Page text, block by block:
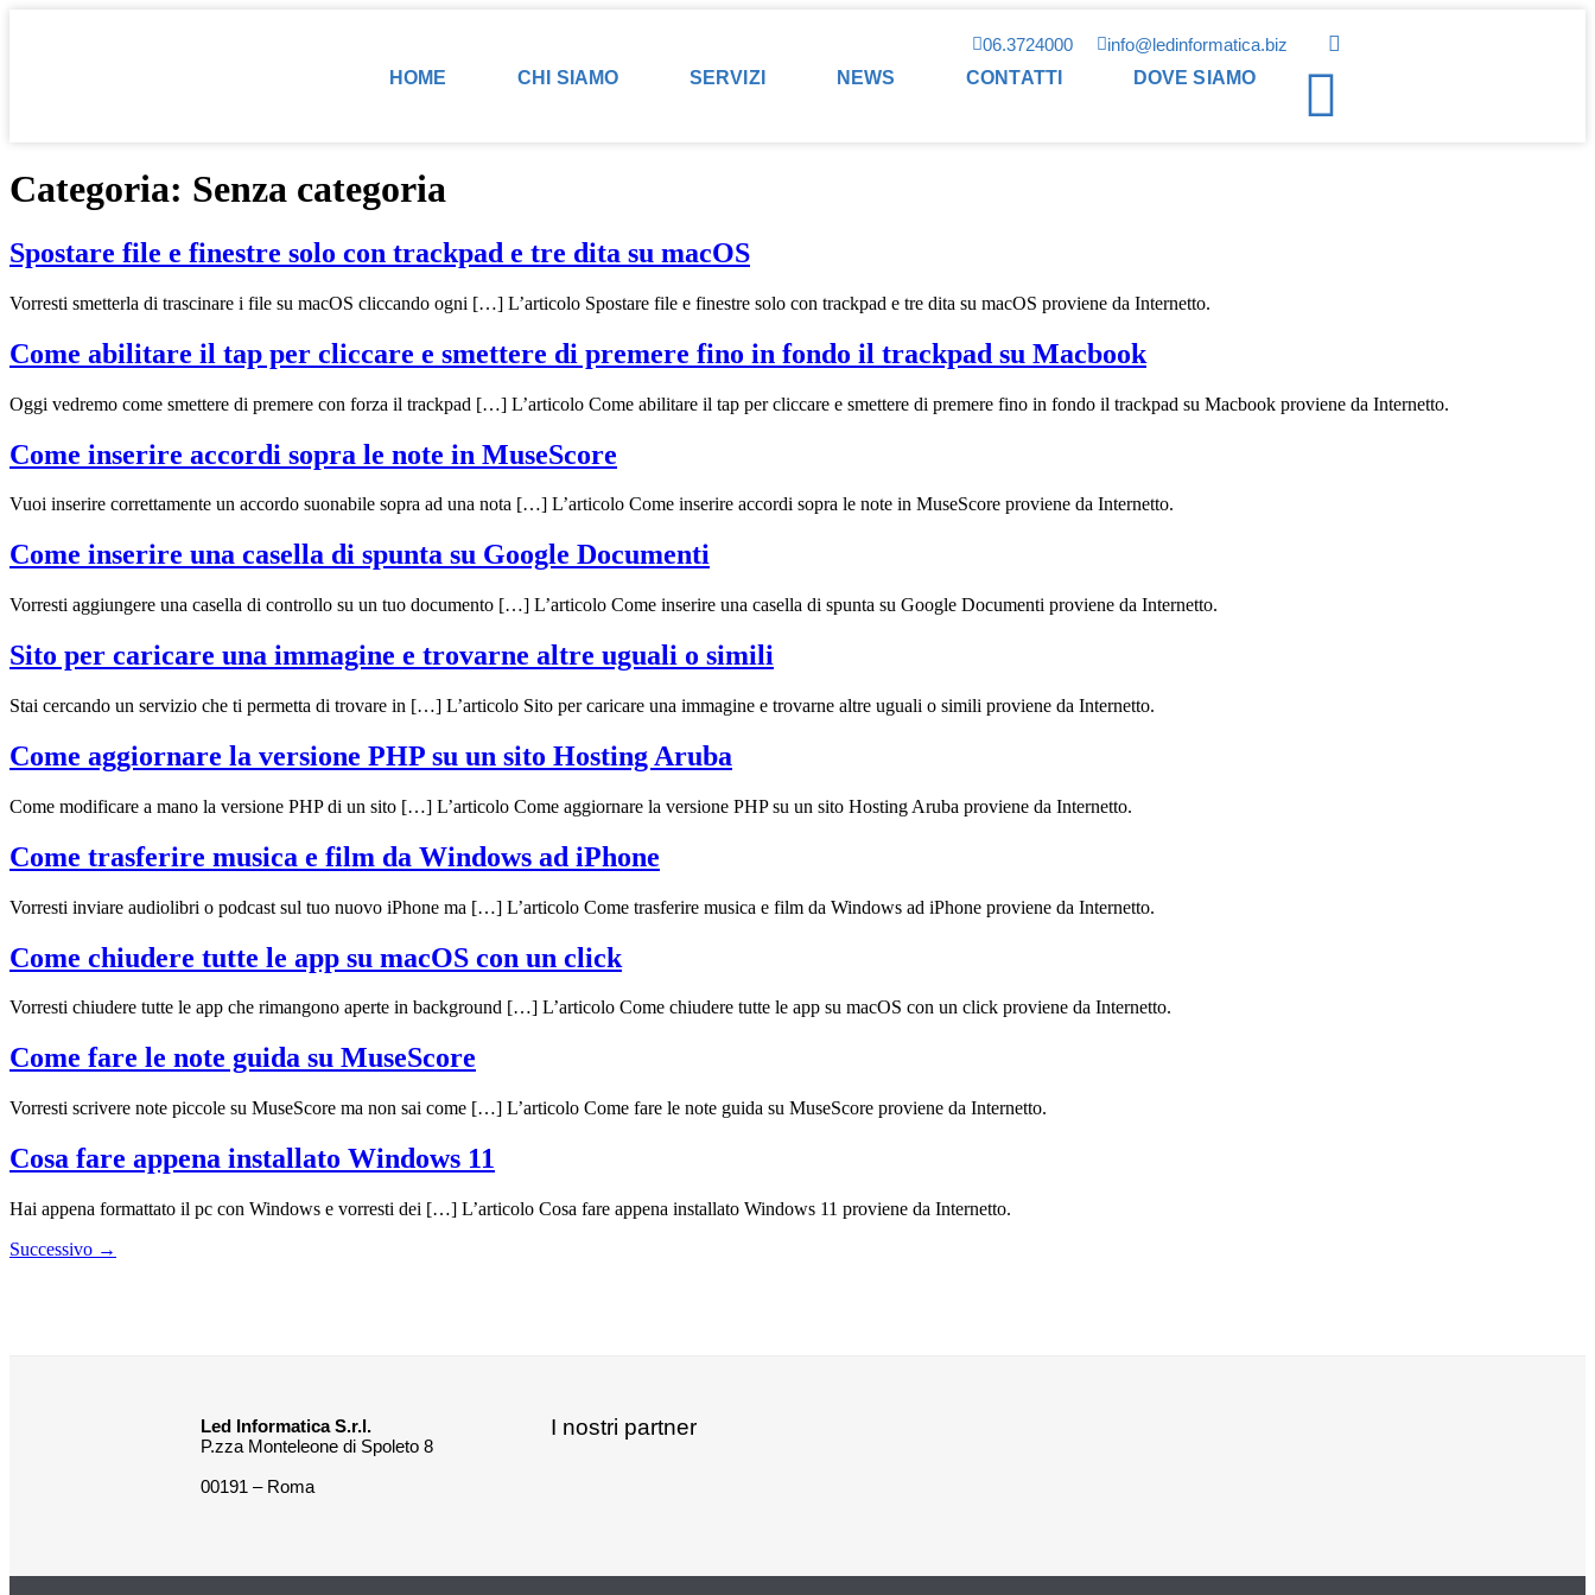
06.3724000
info@ledinformatica.biz
HOME
CHI SIAMO SERVIZI NEWS CONTATTI DOVE SIAMO
Categoria: Senza categoria
Spostare file e finestre solo con trackpad e tre dita su macOS
Vorresti smetterla di trascinare i file su macOS cliccando ogni […] L’articolo Spostare file e finestre solo con trackpad e tre dita su macOS proviene da Internetto.
Come abilitare il tap per cliccare e smettere di premere fino in fondo il trackpad su Macbook
Oggi vedremo come smettere di premere con forza il trackpad […] L’articolo Come abilitare il tap per cliccare e smettere di premere fino in fondo il trackpad su Macbook proviene da Internetto.
Come inserire accordi sopra le note in MuseScore
Vuoi inserire correttamente un accordo suonabile sopra ad una nota […] L’articolo Come inserire accordi sopra le note in MuseScore proviene da Internetto.
Come inserire una casella di spunta su Google Documenti
Vorresti aggiungere una casella di controllo su un tuo documento […] L’articolo Come inserire una casella di spunta su Google Documenti proviene da Internetto.
Sito per caricare una immagine e trovarne altre uguali o simili
Stai cercando un servizio che ti permetta di trovare in […] L’articolo Sito per caricare una immagine e trovarne altre uguali o simili proviene da Internetto.
Come aggiornare la versione PHP su un sito Hosting Aruba
Come modificare a mano la versione PHP di un sito […] L’articolo Come aggiornare la versione PHP su un sito Hosting Aruba proviene da Internetto.
Come trasferire musica e film da Windows ad iPhone
Vorresti inviare audiolibri o podcast sul tuo nuovo iPhone ma […] L’articolo Come trasferire musica e film da Windows ad iPhone proviene da Internetto.
Come chiudere tutte le app su macOS con un click
Vorresti chiudere tutte le app che rimangono aperte in background […] L’articolo Come chiudere tutte le app su macOS con un click proviene da Internetto.
Come fare le note guida su MuseScore
Vorresti scrivere note piccole su MuseScore ma non sai come […] L’articolo Come fare le note guida su MuseScore proviene da Internetto.
Cosa fare appena installato Windows 11
Hai appena formattato il pc con Windows e vorresti dei […] L’articolo Cosa fare appena installato Windows 11 proviene da Internetto.
Successivo →
Led Informatica S.r.l.
P.zza Monteleone di Spoleto 8
00191 – Roma
I nostri partner